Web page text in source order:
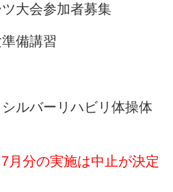
大会参加者募集
備講習
ルバーリハビリ体操体
分の実施は中止が決定